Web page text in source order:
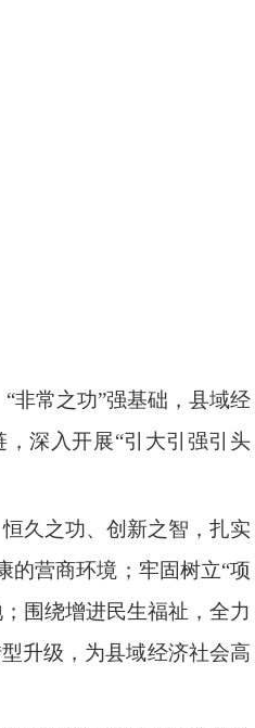
非常之功”强基础，县域经
深入开展“引大引强引头
久之功、创新之智，扎实
的营商环境；牢固树立“项
围绕增进民生福祉，全力
升级，为县域经济社会高